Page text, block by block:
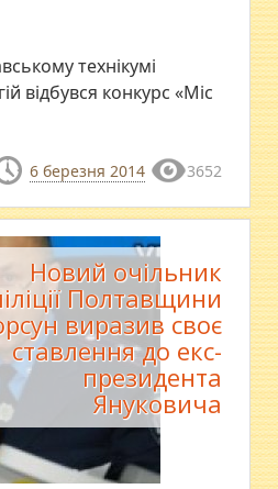
технікумі
відбувся конкурс «Міс
6 березня 2014 3652
Новий очільник
Полтавщини
виразив своє
ставлення до екс-
президента
Януковича